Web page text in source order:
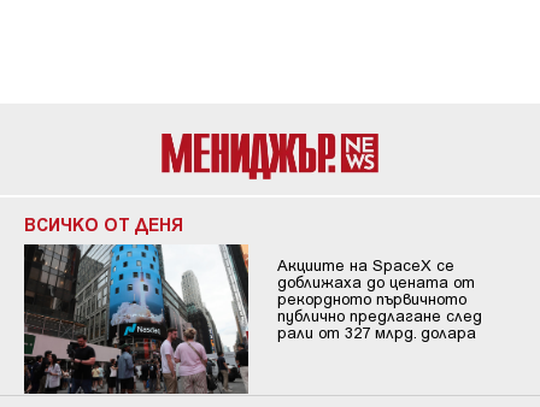
ВСИЧКО ОТ ДЕНЯ
Акциите на SpaceX се
доближаха до цената от
рекордното първичното
публично предлагане след
рали от 327 млрд. долара